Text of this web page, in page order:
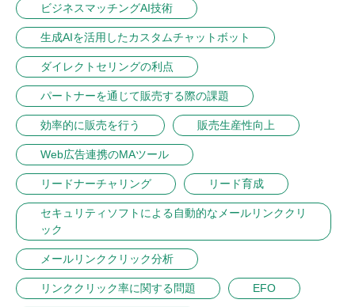
ビジネスマッチングAI技術
生成AIを活用したカスタムチャットボット
ダイレクトセリングの利点
パートナーを通じて販売する際の課題
効率的に販売を行う 販売生産性向上
Web広告連携のMAツール
リードナーチャリング リード育成
セキュリティソフトによる自動的なメールリンククリ
ック
メールリンククリック分析
リンククリック率に関する問題 EFO